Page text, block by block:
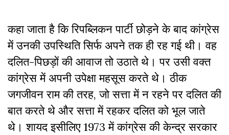
कहा जाता है कि रिपब्लिकन पार्टी छोड़ने के बाद कांग्रेस
में उनकी उपस्थिति सिर्फ अपने तक ही रह गई थी। वह
दलित-पिछड़ों की आवाज तो उठाते थे। पर उसी वक्त
कांग्रेस में अपनी उपेक्षा महसूस करते थे। ठीक
जगजीवन राम की तरह, जो सत्ता में न रहने पर दलित की
बात करते थे और सत्ता में रहकर दलित को भूल जाते
थे। शायद इसीलिए 1973 में कांग्रेस की केन्द्र सरकार